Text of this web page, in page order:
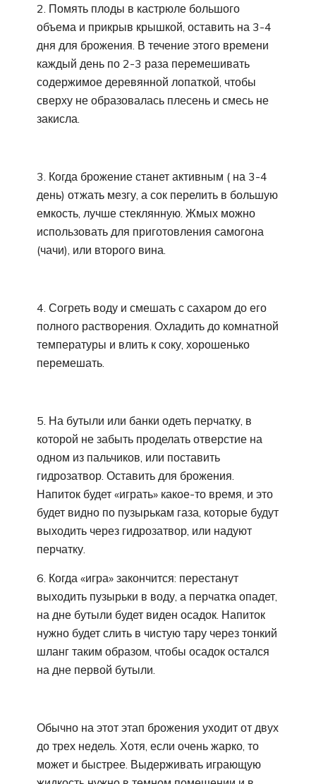
2. Помять плоды в кастрюле большого
объема и прикрыв крышкой, оставить на 3-4
дня для брожения. В течение этого времени
каждый день по 2-3 раза перемешивать
содержимое деревянной лопаткой, чтобы
сверху не образовалась плесень и смесь не
закисла.
3. Когда брожение станет активным ( на 3-4
день) отжать мезгу, а сок перелить в большую
емкость, лучше стеклянную. Жмых можно
использовать для приготовления самогона
(чачи), или второго вина.
4. Согреть воду и смешать с сахаром до его
полного растворения. Охладить до комнатной
температуры и влить к соку, хорошенько
перемешать.
5. На бутыли или банки одеть перчатку, в
которой не забыть проделать отверстие на
одном из пальчиков, или поставить
гидрозатвор. Оставить для брожения.
Напиток будет «играть» какое-то время, и это
будет видно по пузырькам газа, которые будут
выходить через гидрозатвор, или надуют
перчатку.
6. Когда «игра» закончится: перестанут
выходить пузырьки в воду, а перчатка опадет,
на дне бутыли будет виден осадок. Напиток
нужно будет слить в чистую тару через тонкий
шланг таким образом, чтобы осадок остался
на дне первой бутыли.
Обычно на этот этап брожения уходит от двух
до трех недель. Хотя, если очень жарко, то
может и быстрее. Выдерживать играющую